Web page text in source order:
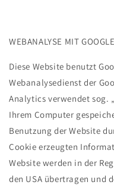
WEBANALYSE MIT
Diese Website benutzt
Webanalysedienst der
Analytics verwendet sog.
Ihrem Computer
Benutzung der Website
Cookie erzeugten
Website werden in der
den USA übertragen und